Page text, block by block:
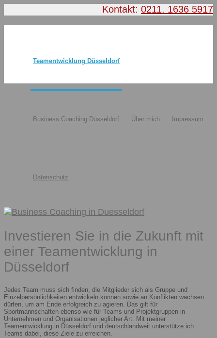
Kontakt: 0211. 1636 5917
Teamentwicklung Düsseldorf
Business Coaching Düsseldorf Über mich Impressum
Datenschutz
Investieren Sie in die Zukunft mit
einer Teamentwicklung in
Düsseldorf
Jedes Team muss sich finden, die Mitglieder sich als Gruppe und
Einzelpersönlichkeiten entwickeln können sowie an Konflikten wachsen
dürfen, um am Ende erfolgreich zu agieren. Das gilt für
Sportmannschaften ebenso wie für Teams und Projektgruppen in
Unternehmen und Organisationen jeglicher Art. Mit meiner
Teamentwicklung in Düsseldorf und deutschlandweit unterstütze ich
Teams dabei, diese Ziele zu erreichen.